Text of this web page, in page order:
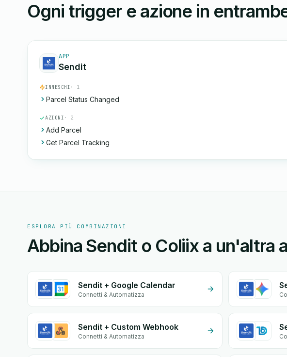
Ogni trigger e azione in
APP
Sendit
INNESCHI · 1
Parcel Status Changed
AZIONI · 2
Add Parcel
Get Parcel Tracking
ESPLORA PIÙ COMBINAZIONI
Abbina Sendit o Coliix a un'altra
Sendit + Google Calendar
Connetti & Automatizza
Sendit + Custom Webhook
Connetti & Automatizza